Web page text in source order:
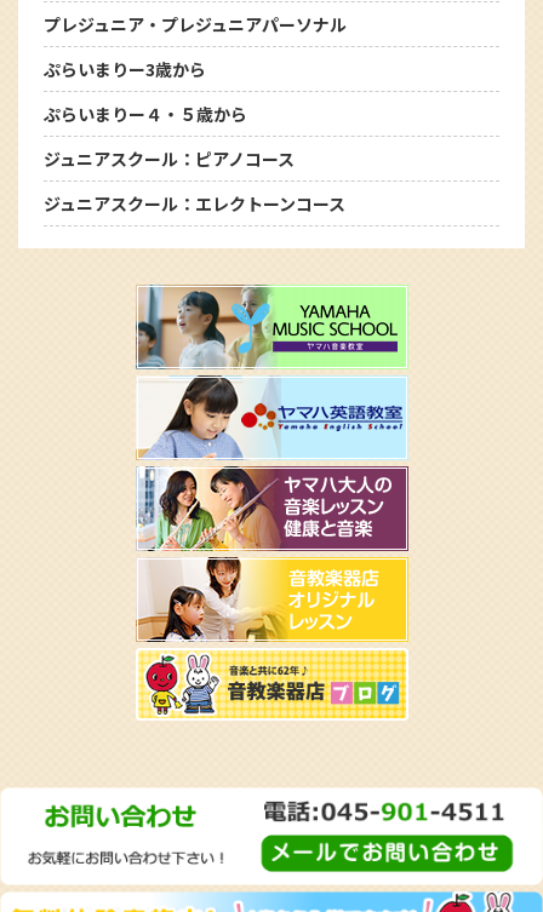
プレジュニア・プレジュニアパーソナル
ぷらいまりー3歳から
ぷらいまりー４・５歳から
ジュニアスクール：ピアノコース
ジュニアスクール：エレクトーンコース